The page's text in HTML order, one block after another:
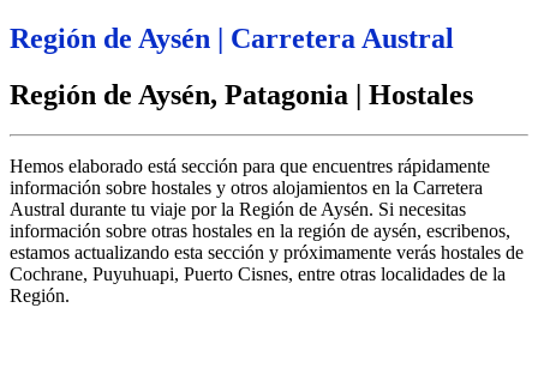
Región de Aysén | Carretera Austral
Región de Aysén, Patagonia | Hostales
Hemos elaborado está sección para que encuentres rápidamente
información sobre hostales y otros alojamientos en la Carretera
Austral durante tu viaje por la Región de Aysén. Si necesitas
información sobre otras hostales en la región de aysén, escribenos,
estamos actualizando esta sección y próximamente verás hostales de
Cochrane, Puyuhuapi, Puerto Cisnes, entre otras localidades de la
Región.